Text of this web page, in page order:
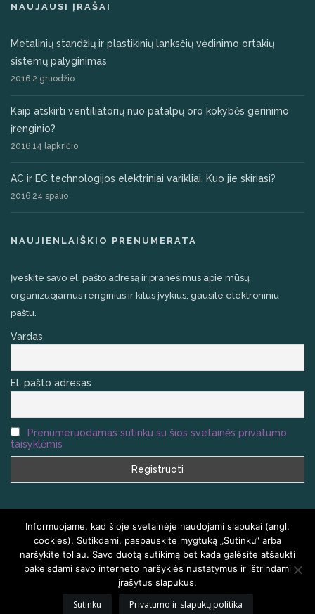
NAUJAUSI ĮRAŠAI
Metalinių standžių ir plastikinių lanksčių vėdinimo ortakių
sistemų palyginimas
2016 2 gruodžio
Kaip atskirti ventiliatorių nuo patalpų oro kokybės gerinimo
įrenginio?
2016 14 lapkričio
AC ir EC technologijos elektriniai varikliai. Kuo jie skiriasi?
2016 24 spalio
NAUJIENLAIŠKIO PRENUMERATA
Įveskite savo el. pašto adresą ir pranešimus apie mūsų
organizuojamus renginius ir kitus įvykius, gausite elektroniniu
paštu.
Vardas
El. pašto adresas
Prenumeruodamas sutinku su šios svetainės privatumo
taisyklėmis
VISOS TEISĖS SAUGOMOSHOMEAIR.LT
KLAUSIMAI IR ATSAKYMAI KONTAKTAI
Informuojame, kad šioje svetainėje naudojami slapukai (angl.
cookies). Sutikdami, paspauskite mygtuką „Sutinku“ arba
naršykite toliau. Savo duotą sutikimą bet kada galėsite atšaukti
pakeisdami savo interneto naršyklės nustatymus ir ištrindami
įrašytus slapukus.
Sutinku Privatumo ir slapukų politika